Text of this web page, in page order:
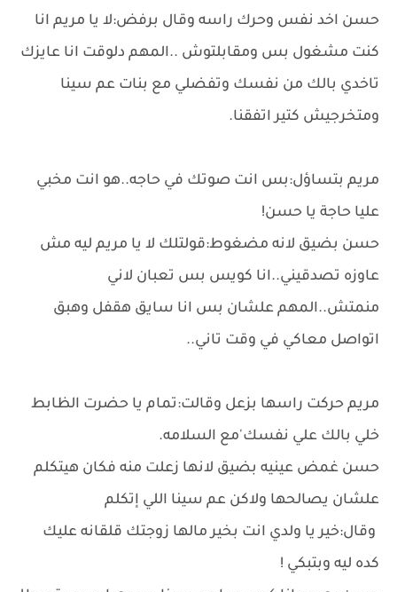
حسن اخد نفس وحرك راسه وقال برفض:لا يا مريم انا
كنت مشغول بس ومقابلتوش ..المهم دلوقت انا عايزك
تاخدي بالك من نفسك وتفضلي مع بنات عم سينا
ومتخرجيش كتير اتفقنا.
مريم بتساؤل:بس انت صوتك في حاجه..هو انت مخبي
عليا حاجة يا حسن!
حسن بضيق لانه مضغوط:قولتلك لا يا مريم ليه مش
عاوزه تصدقيني..انا كويس بس تعبان لاني
منمتش..المهم علشان بس انا سايق هقفل وهبق
اتواصل معاكي في وقت تاني..
مريم حركت راسها بزعل وقالت:تمام يا حضرت الظابط
خلي بالك علي نفسك'مع السلامه.
حسن غمض عينيه بضيق لانها زعلت منه فكان هيتكلم
علشان يصالحها ولاكن عم سينا اللي إتكلم
وقال:خير يا ولدي انت بخير مالها زوجتك قلقانه عليك
كده ليه وبتبكي !